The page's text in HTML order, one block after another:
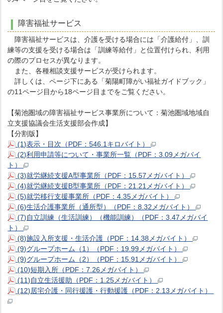
障害福祉サービス
障害福祉サービスは、介護を受ける場合には「介護給付」、訓
練等の支援を受ける場合は「訓練等給付」と位置付けられ、利用
の際のプロセスが異なります。
また、各種相談支援サービスが受けられます。
詳しくは、ページ下にある「菊陽町障がい福祉ガイドブック」
の11ページ目から18ページ目までをご覧ください。
【菊池圏域の障害福祉サービス事業所について：菊池圏域地域自
立支援協議会生活支援部会作成】
【分割版】
(1)表示・目次（PDF：546.1キロバイト）
(2)利用申請等について・事業所一覧（PDF：3.09メガバイ
ト）
(3)就労継続支援A型事業所（PDF：15.57メガバイト）
(4)就労継続支援B型事業所（PDF：21.21メガバイト）
(5)就労移行支援事業所（PDF：4.35メガバイト）
(6)生活介護事業所（通所型）（PDF：8.32メガバイト）
(7)自立訓練（生活訓練）（機能訓練）（PDF：3.47メガバイ
ト）
(8)施設入所支援・生活介護（PDF：14.38メガバイト）
(9)グループホーム（1）（PDF：19.99メガバイト）
(9)グループホーム（2）（PDF：15.91メガバイト）
(10)短期入所（PDF：7.26メガバイト）
(11)自立生活援助（PDF：1.25メガバイト）
(12)居宅介護・同行援護・行動援護（PDF：2.13メガバイト）